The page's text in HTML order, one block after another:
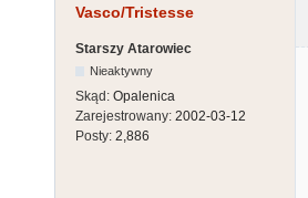
Vasco/Tristesse
Starszy Atarowiec
Nieaktywny
Skąd: Opalenica
Zarejestrowany: 2002-03-12
Posty: 2,886